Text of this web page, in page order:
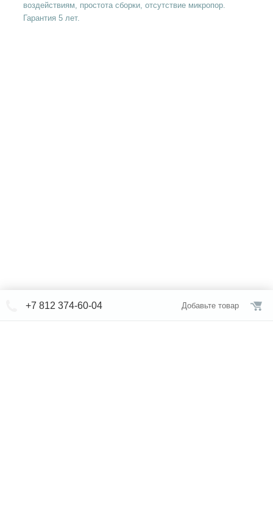
воздействиям, простота сборки, отсутствие микропор.
Гарантия 5 лет.
+7 812 374-60-04 Добавьте товар